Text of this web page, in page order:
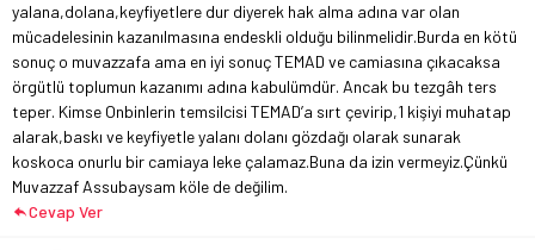
yalana,dolana,keyfiyetlere dur diyerek hak alma adına var olan
mücadelesinin kazanılmasına endeskli olduğu bilinmelidir.Burda en kötü
sonuç o muvazzafa ama en iyi sonuç TEMAD ve camiasına çıkacaksa
örgütlü toplumun kazanımı adına kabulümdür. Ancak bu tezgâh ters
teper. Kimse Onbinlerin temsilcisi TEMAD’a sırt çevirip,1 kişiyi muhatap
alarak,baskı ve keyfiyetle yalanı dolanı gözdağı olarak sunarak
koskoca onurlu bir camiaya leke çalamaz.Buna da izin vermeyiz.Çünkü
Muvazzaf Assubaysam köle de değilim.
Cevap Ver